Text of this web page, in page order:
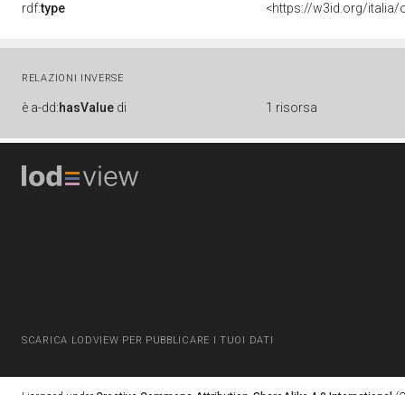
rdf:type <https://w3id.org/italia/
RELAZIONI INVERSE
è a-dd:hasValue di 1 risorsa
SCARICA LODVIEW PER PUBBLICARE I TUOI DATI